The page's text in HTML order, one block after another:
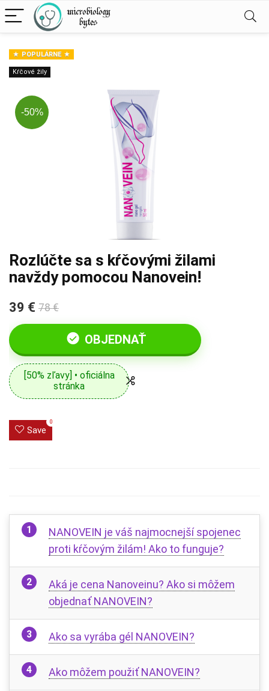
POPULÁRNE
Kŕčové žily
-50%
Rozlúčte sa s kŕčovými žilami
navždy pomocou Nanovein!
39 € 78 €
OBJEDNAŤ
[50% zľavy] • oficiálna
stránka
Save
0
NANOVEIN je váš najmocnejší spojenec
proti kŕčovým žilám! Ako to funguje?
Aká je cena Nanoveinu? Ako si môžem
objednať NANOVEIN?
Ako sa vyrába gél NANOVEIN?
Ako môžem použiť NANOVEIN?